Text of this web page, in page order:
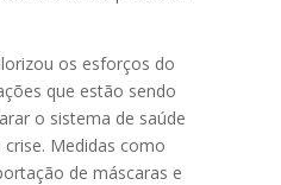
os esforços do
que estão sendo
o sistema de saúde
Medidas como
de máscaras e